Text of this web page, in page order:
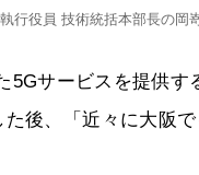
行役員 技術統括本部長の岡
5Gサービスを提供
後、「近々に大阪で